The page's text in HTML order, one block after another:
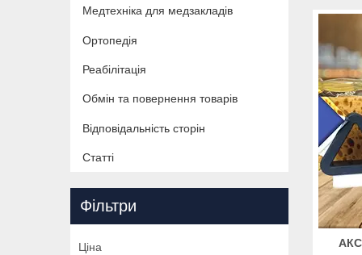
Медтехніка для медзакладів
Ортопедія
Реабілітація
Обмін та повернення товарів
Відповідальність сторін
Статті
Фільтри
Ціна